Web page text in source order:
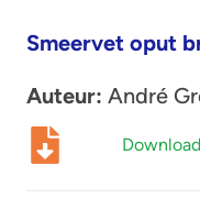
Smeervet oput
Auteur: André